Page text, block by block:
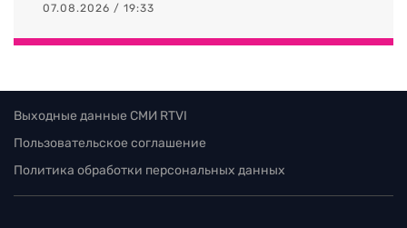
07.08.2026 / 19:33
Выходные данные СМИ RTVI
Пользовательское соглашение
Политика обработки персональных данных